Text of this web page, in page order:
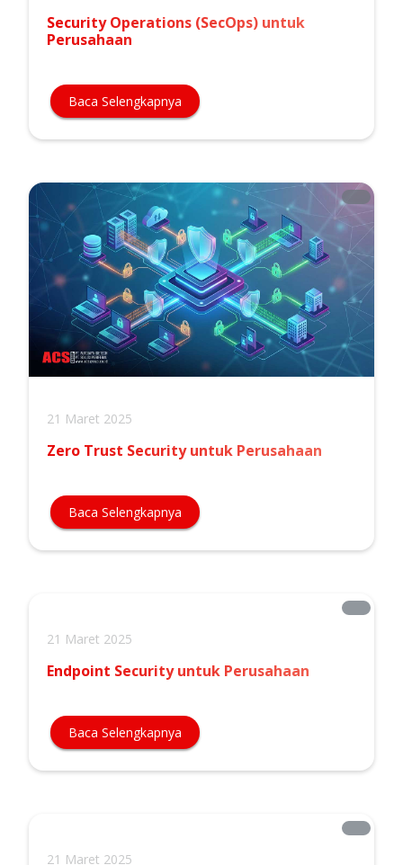
Security Operations (SecOps) untuk
Perusahaan
Baca Selengkapnya
21 Maret 2025
Zero Trust Security untuk Perusahaan
Baca Selengkapnya
21 Maret 2025
Endpoint Security untuk Perusahaan
Baca Selengkapnya
21 Maret 2025